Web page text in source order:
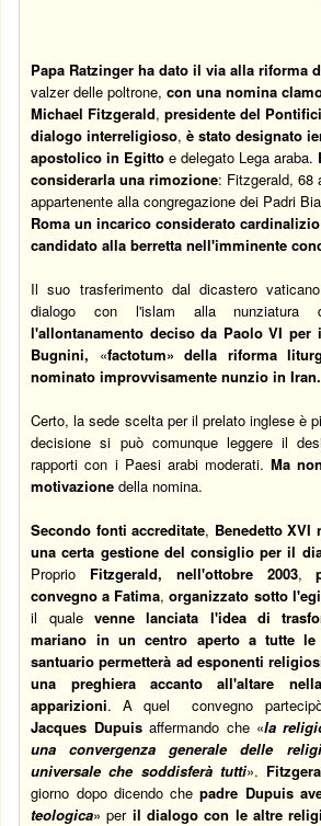
Papa Ratzinger ha dato il via alla riforma
valzer delle poltrone,con una nomina
Michael Fitzgerald,presidente del
dialogo interreligioso,è stato designato
apostolico in Egitto e delegato Lega araba.
considerarla una rimozione: Fitzgerald, 68
appartenente alla congregazione dei Padri
Roma un incarico considerato cardinalizio
candidato alla berretta nell'imminente
Il suo trasferimento dal dicastero
dialogo con l'islam alla nunziatura
l'allontanamento deciso da Paolo VI per
Bugnini, «factotum» della riforma
nominato improvvisamente nunzio in Iran.
Certo, la sede scelta per il prelato inglese è
decisione si può comunque leggere il
rapporti con i Paesi arabi moderati.Ma
motivazione della nomina.
Secondo fonti accreditate, Benedetto XVI
una certa gestione del consiglio per il
Proprio Fitzgerald, nell'ottobre 2003,
convegno a Fatima, organizzato sotto
il quale venne lanciata l'idea di
mariano in un centro aperto a tutte le
santuario permetterà ad esponenti
una preghiera accanto all'altare
apparizioni. A quel convegno
Jacques Dupuisaffermando che «la
una convergenza generale delle
universale che soddisferà tutti».
giorno dopo dicendo chepadre Dupuis
teologica» per il dialogo con le altre